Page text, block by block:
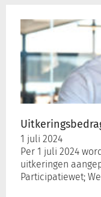
1 juli 2024
Per 1 juli 2024
uitkeringen
Participatiewet;
2024